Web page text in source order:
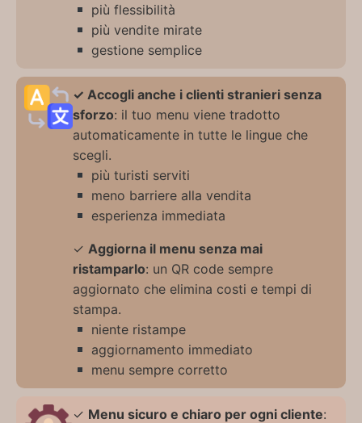
più flessibilità
più vendite mirate
gestione semplice
✓ Accogli anche i clienti stranieri senza
sforzo: il tuo menu viene tradotto
automaticamente in tutte le lingue che
scegli.
più turisti serviti
meno barriere alla vendita
esperienza immediata
✓ Aggiorna il menu senza mai
ristamparlo: un QR code sempre
aggiornato che elimina costi e tempi di
stampa.
niente ristampe
aggiornamento immediato
menu sempre corretto
✓ Menu sicuro e chiaro per ogni cliente: